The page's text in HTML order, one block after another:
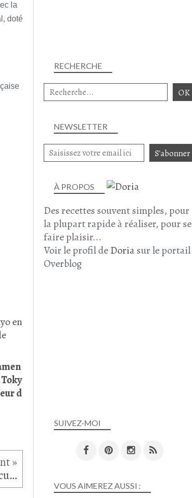
la
doté
d
Gambas rôties, linguine au curry et lait de coco
NEWSLETTER
SUIVEZ-MOI
RECHERCHE
À PROPOS
Des recettes souvent simples, pour
la plupart rapide à réaliser, pour se
faire plaisir...
Voir le profil deDoriasur le portail
Overblog
VOUS AIMEREZ AUSSI :